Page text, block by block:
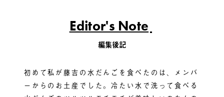
Editor's Note
編集後記
初めて私が藤吉の水だんごを食べたのは、メンバ
ーからのお土産でした。冷たい水で洗って食べる